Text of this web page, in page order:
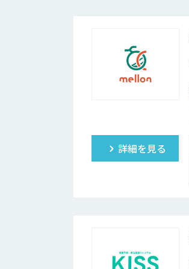
詳細を見る